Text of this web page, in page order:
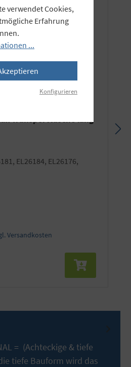
Transporttasche lang
Versandkosten
= (Achteckige & tiefe
tiefe Bauform wird das
verwendet Cookies,
Erfahrung
...
Konfigurieren